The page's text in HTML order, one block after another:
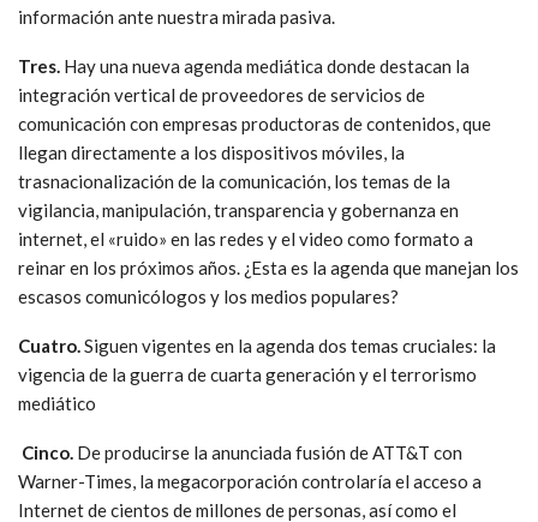
información ante nuestra mirada pasiva.
Tres. Hay una nueva agenda mediática donde destacan la
integración vertical de proveedores de servicios de
comunicación con empresas productoras de contenidos, que
llegan directamente a los dispositivos móviles, la
trasnacionalización de la comunicación, los temas de la
vigilancia, manipulación, transparencia y gobernanza en
internet, el «ruido» en las redes y el video como formato a
reinar en los próximos años. ¿Esta es la agenda que manejan los
escasos comunicólogos y los medios populares?
Cuatro. Siguen vigentes en la agenda dos temas cruciales: la
vigencia de la guerra de cuarta generación y el terrorismo
mediático
Cinco. De producirse la anunciada fusión de ATT&T con
Warner-Times, la megacorporación controlaría el acceso a
Internet de cientos de millones de personas, así como el